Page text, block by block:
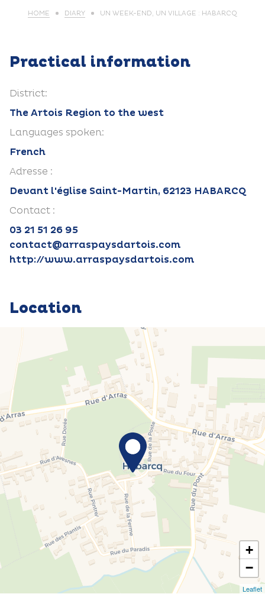
HOME DIARY UN WEEK-END, UN VILLAGE : HABARCQ
Practical information
District:
The Artois Region to the west
Languages spoken:
French
Adresse :
Devant l'église Saint-Martin, 62123 HABARCQ
Contact :
03 21 51 26 95
contact@arraspaysdartois.com
http://www.arraspaysdartois.com
Location
+
−
Leaflet